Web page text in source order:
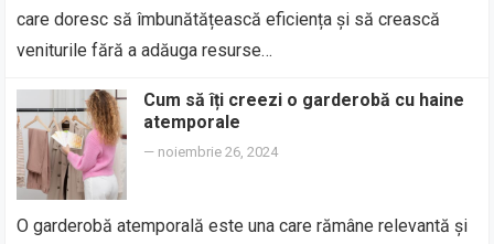
care doresc să îmbunătățească eficiența și să crească
veniturile fără a adăuga resurse…
Cum să îți creezi o garderobă cu haine
atemporale
— noiembrie 26, 2024
O garderobă atemporală este una care rămâne relevantă și